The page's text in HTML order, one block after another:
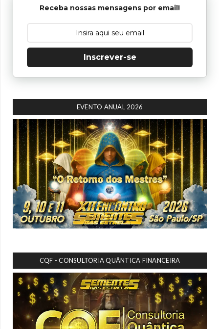
Receba nossas mensagens por email!
Inscrever-se
EVENTO ANUAL 2026
CQF - CONSULTORIA QUÂNTICA FINANCEIRA